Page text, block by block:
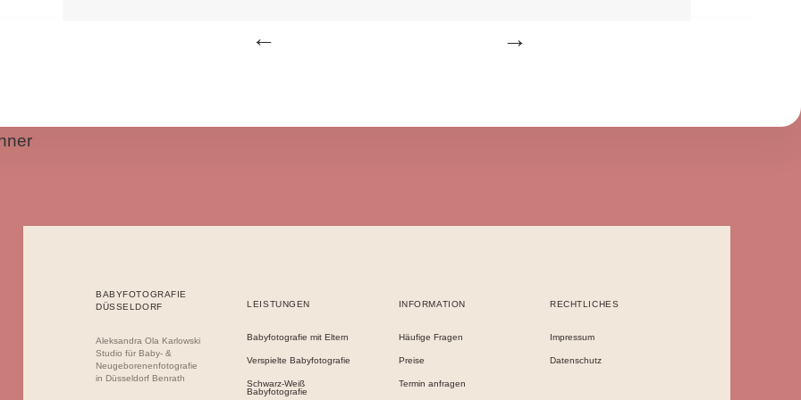
BABYFOTOGRAFIE
DÜSSELDORF
Aleksandra Ola Karlowski
Studio für Baby- &
Neugeborenenfotografie
in Düsseldorf Benrath
LEISTUNGEN
Babyfotografie mit Eltern
Verspielte Babyfotografie
Schwarz-Weiß
Babyfotografie
INFORMATION
Häufige Fragen
Preise
Termin anfragen
RECHTLICHES
Impressum
Datenschutz